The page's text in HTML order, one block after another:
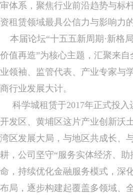
审体系，聚焦行业前沿趋势与标
资租赁领域最具公信力与影响力
本届论坛“十五五新周期·新格
价值再造”为核心主题，汇聚来
业领袖、监管代表、产业专家与
商行业发展大计。
科学城租赁于2017年正式投入
开发区、黄埔区这片产业创新沃
湾区发展大局，与地区共成长、
耕，公司坚守“服务实体经济、
命，持续优化金融服务模式，深
布局，逐步构建起覆盖多领域、